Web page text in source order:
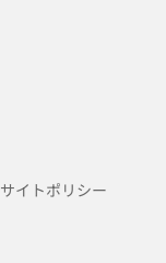
サイトポリシー